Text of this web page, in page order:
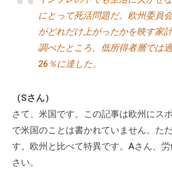
にとって死活問題だ。欧州委員
がどれだけ上がったかを映す家
調べたところ、低所得者層では
26％に達した。
（Sさん）
さて、米国です。この記事は欧州にス
で米国のことは書かれていません。た
す。欧州と比べて特異です。Aさん、
さい。